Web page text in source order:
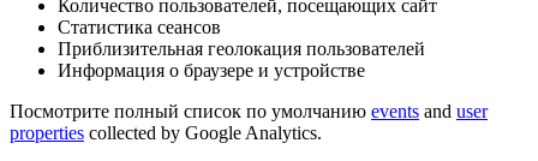
Количество пользователей, посещающих сайт
Статистика сеансов
Приблизительная геолокация пользователей
Информация о браузере и устройстве
Посмотрите полный список по умолчанию events and user
properties collected by Google Analytics.